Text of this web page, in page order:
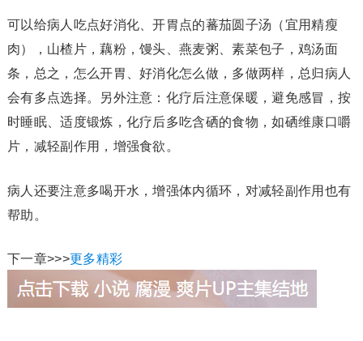
可以给病人吃点好消化、开胃点的蕃茄圆子汤（宜用精瘦
肉），山楂片，藕粉，馒头、燕麦粥、素菜包子，鸡汤面
条，总之，怎么开胃、好消化怎么做，多做两样，总归病人
会有多点选择。另外注意：化疗后注意保暖，避免感冒，按
时睡眠、适度锻炼，化疗后多吃含硒的食物，如硒维康口嚼
片，减轻副作用，增强食欲。
病人还要注意多喝开水，增强体内循环，对减轻副作用也有
帮助。
下一章>>>更多精彩